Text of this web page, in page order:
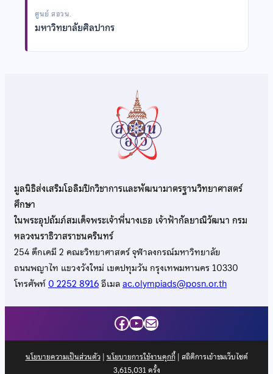
ศูนย์ สอวน.
มหาวิทยาลัยศิลปากร
มูลนิธิส่งเสริมโอลิมปิกวิชาการและพัฒนามาตรฐานวิทยาศาสตร์
ศึกษา
ในพระอุปถัมภ์สมเด็จพระเจ้าพี่นางเธอ เจ้าฟ้ากัลยาณิวัฒนา กรม
หลวงนราธิวาสราชนครินทร์
254 ตึกเคมี 2 คณะวิทยาศาสตร์ จุฬาลงกรณ์มหาวิทยาลัย
ถนนพญาไท แขวงวังใหม่ เขตปทุมวัน กรุงเทพมหานคร 10330
โทรศัพท์0 2252 8916อีเมลac.olympiads@posn.or.th
Facebook
YouTube
Mail
นโยบายความเป็นส่วนตัว| นโยบายการใช้งานคุกกี้| สถิติการเข้าชมเว็บไซต์
3,615,031ครั้ง